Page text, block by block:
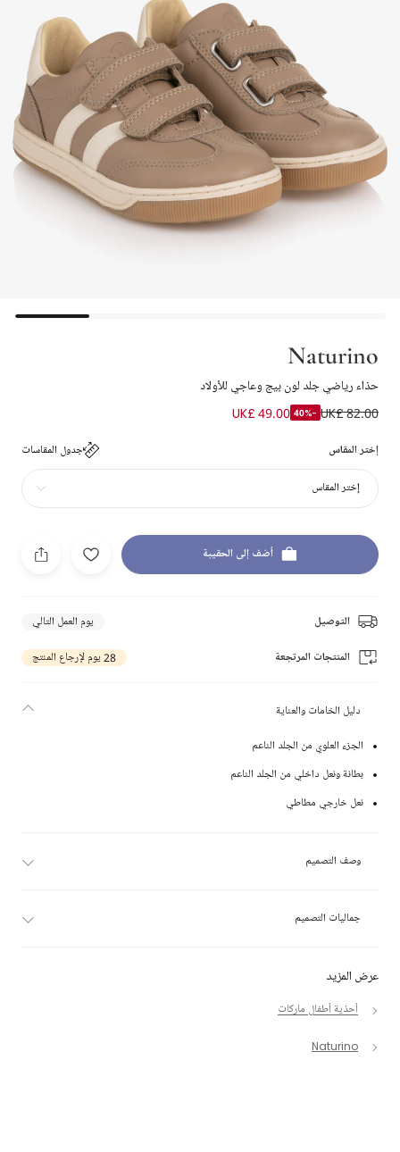
Naturino
حذاء رياضي جلد لون بيج وعاجي للأولاد
UK£ 82.00
-40%
UK£ 49.00
إختر المقاس جدول المقاسات
إختر المقاس
أضف إلى الحقيبة
التوصيل يوم العمل التالي
المنتجات المرتجعة 28 يوم لإرجاع المنتج
عرض المزيد
أحذية أطفال ماركات
Naturino
دليل الخامات والعناية
الجزء العلوي من الجلد الناعم
بطانة ونعل داخلي من الجلد الناعم
نعل خارجي مطاطي
وصف التصميم
جماليات التصميم